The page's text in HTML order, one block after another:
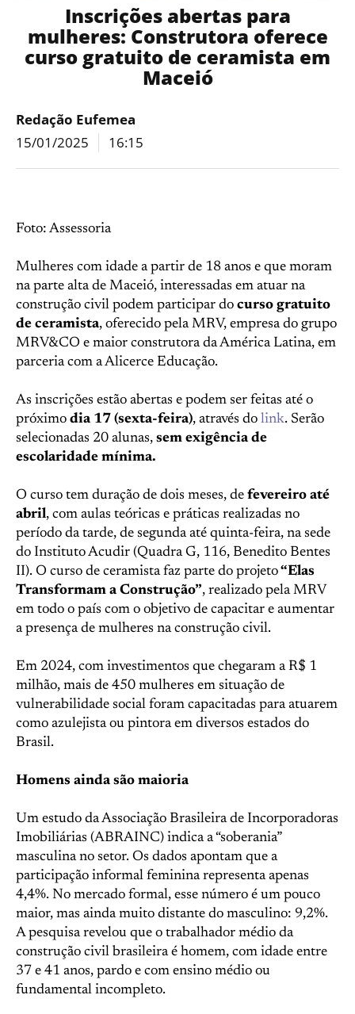
Inscrições abertas para
mulheres: Construtora oferece
curso gratuito de ceramista em
Maceió
Redação Eufemea
15/01/2025
16:15
Foto: Assessoria
Mulheres com idade a partir de 18 anos e que moram
na parte alta de Maceió, interessadas em atuar na
construção civil podem participar do curso gratuito
de ceramista, oferecido pela MRV, empresa do grupo
MRV&CO e maior construtora da América Latina, em
parceria com a Alicerce Educação.
As inscrições estão abertas e podem ser feitas até o
próximo dia 17 (sexta-feira), através do link. Serão
selecionadas 20 alunas, sem exigência de
escolaridade mínima.
O curso tem duração de dois meses, de fevereiro até
abril, com aulas teóricas e práticas realizadas no
período da tarde, de segunda até quinta-feira, na sede
do Instituto Acudir (Quadra G, 116, Benedito Bentes
II). O curso de ceramista faz parte do projeto“Elas
Transformam a Construção”, realizado pela MRV
em todo o país com o objetivo de capacitar e aumentar
a presença de mulheres na construção civil.
Em 2024, com investimentos que chegaram a R$ 1
milhão, mais de 450 mulheres em situação de
vulnerabilidade social foram capacitadas para atuarem
como azulejista ou pintora em diversos estados do
Brasil.
Homens ainda são maioria
Um estudo da Associação Brasileira de Incorporadoras
Imobiliárias (ABRAINC) indica a “soberania”
masculina no setor. Os dados apontam que a
participação informal feminina representa apenas
4,4%. No mercado formal, esse número é um pouco
maior, mas ainda muito distante do masculino: 9,2%.
A pesquisa revelou que o trabalhador médio da
construção civil brasileira é homem, com idade entre
37 e 41 anos, pardo e com ensino médio ou
fundamental incompleto.